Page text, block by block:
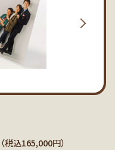
（税込165,000円）